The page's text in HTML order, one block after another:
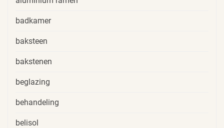
badkamer
baksteen
bakstenen
beglazing
behandeling
belisol